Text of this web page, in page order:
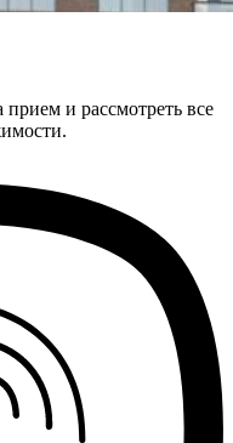
и рассмотреть все